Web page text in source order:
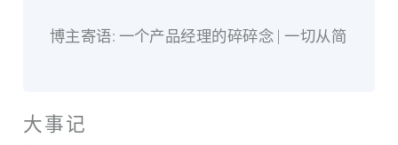
博主寄语: 一个产品经理的碎碎念 | 一切从简
大事记